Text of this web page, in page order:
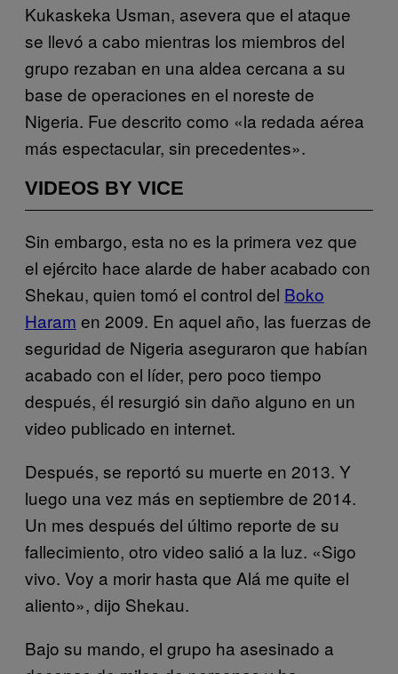
Kukaskeka Usman, asevera que el ataque
se llevó a cabo mientras los miembros del
grupo rezaban en una aldea cercana a su
base de operaciones en el noreste de
Nigeria. Fue descrito como «la redada aérea
más espectacular, sin precedentes».
VIDEOS BY VICE
Sin embargo, esta no es la primera vez que
el ejército hace alarde de haber acabado con
Shekau, quien tomó el control del Boko
Haram en 2009. En aquel año, las fuerzas de
seguridad de Nigeria aseguraron que habían
acabado con el líder, pero poco tiempo
después, él resurgió sin daño alguno en un
video publicado en internet.
Después, se reportó su muerte en 2013. Y
luego una vez más en septiembre de 2014.
Un mes después del último reporte de su
fallecimiento, otro video salió a la luz. «Sigo
vivo. Voy a morir hasta que Alá me quite el
aliento», dijo Shekau.
Bajo su mando, el grupo ha asesinado a